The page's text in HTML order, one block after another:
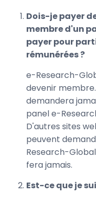
Dois-je payer
membre d'un
payer pour
rémunérées ?
e-Research-
devenir
demandera
panel e-
D'autres sites
peuvent
Research-
fera jamais.
Est-ce que je